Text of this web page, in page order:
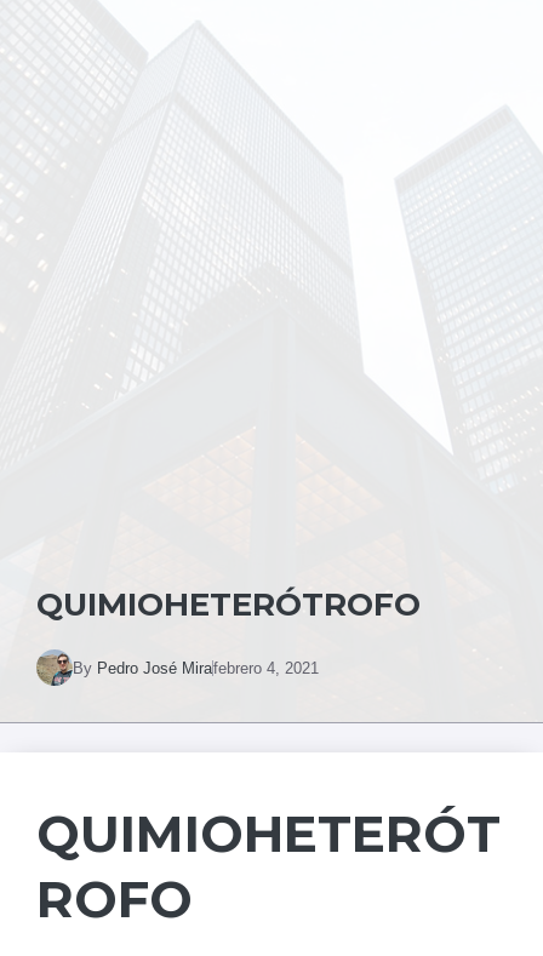
QUIMIOHETERÓTROFO
By Pedro José Mirafebrero 4, 2021
QUIMIOHETERÓT
ROFO